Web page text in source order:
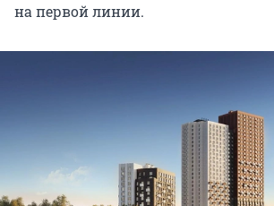
на первой линии.